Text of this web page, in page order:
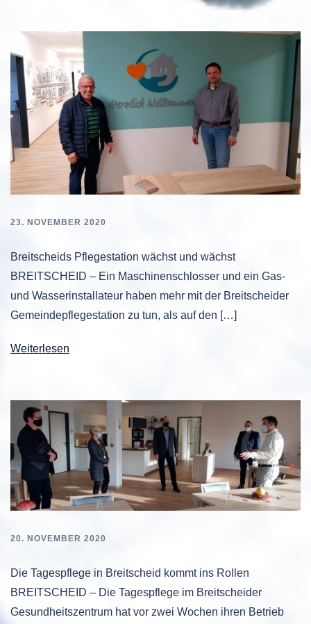
23. NOVEMBER 2020
Breitscheids Pflegestation wächst und wächst
BREITSCHEID – Ein Maschinenschlosser und ein Gas-
und Wasserinstallateur haben mehr mit der Breitscheider
Gemeindepflegestation zu tun, als auf den […]
Weiterlesen
20. NOVEMBER 2020
Die Tagespflege in Breitscheid kommt ins Rollen
BREITSCHEID – Die Tagespflege im Breitscheider
Gesundheitszentrum hat vor zwei Wochen ihren Betrieb